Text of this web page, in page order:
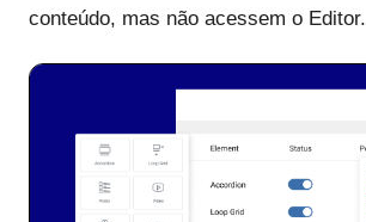
conteúdo, mas não acessem o Editor.